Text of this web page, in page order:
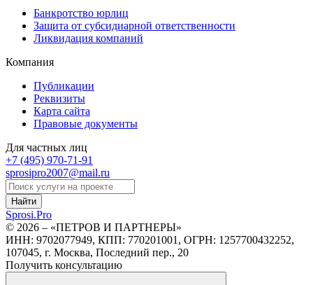
Банкротство юрлиц
Защита от субсидиарной ответственности
Ликвидация компаний
Компания
Публикации
Реквизиты
Карта сайта
Правовые документы
Для частных лиц
+7 (495) 970-71-91
sprosipro2007@mail.ru
Найти
Sprosi.Pro
© 2026 – «ПЕТРОВ И ПАРТНЕРЫ»
ИНН: 9702077949, КПП: 770201001, ОГРН: 1257700432252,
107045, г. Москва, Последний пер., 20
Получить консультацию